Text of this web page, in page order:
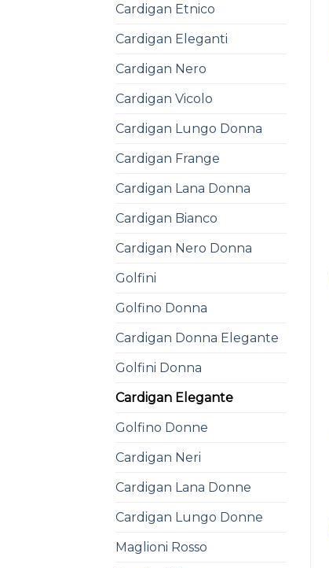
Cardigan Etnico
Cardigan Eleganti
Cardigan Nero
Cardigan Vicolo
Cardigan Lungo Donna
Cardigan Frange
Cardigan Lana Donna
Cardigan Bianco
Cardigan Nero Donna
Golfini
Golfino Donna
Cardigan Donna Elegante
Golfini Donna
Cardigan Elegante
Golfino Donne
Cardigan Neri
Cardigan Lana Donne
Cardigan Lungo Donne
Maglioni Rosso